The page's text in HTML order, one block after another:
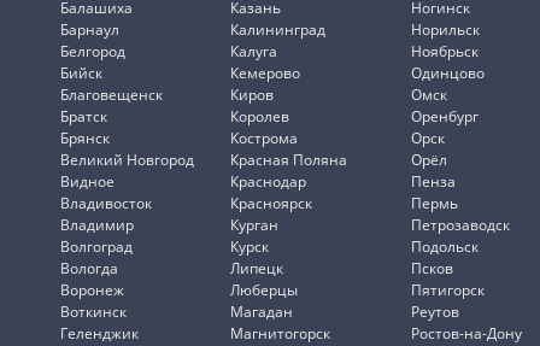
Балашиха
Барнаул
Белгород
Бийск
Благовещенск
Братск
Брянск
Великий Новгород
Видное
Владивосток
Владимир
Волгоград
Вологда
Воронеж
Воткинск
Геленджик
Казань
Калининград
Калуга
Кемерово
Киров
Королев
Кострома
Красная Поляна
Краснодар
Красноярск
Курган
Курск
Липецк
Люберцы
Магадан
Магнитогорск
Ногинск
Норильск
Ноябрьск
Одинцово
Омск
Оренбург
Орск
Орёл
Пенза
Пермь
Петрозаводск
Подольск
Псков
Пятигорск
Реутов
Ростов-на-Дону